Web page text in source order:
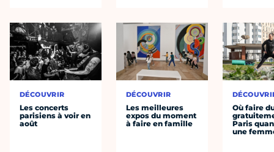
DÉCOUVRIR
Les concerts
parisiens à voir en
août
DÉCOUVRIR
Les meilleures
expos du moment
à faire en famille
Où faire
Paris
une